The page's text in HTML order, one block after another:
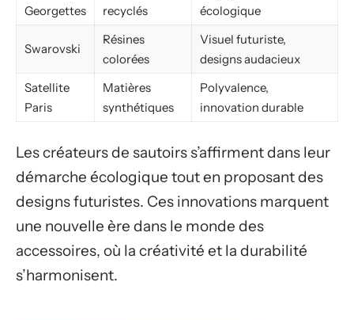
Georgettes
recyclés
écologique
Swarovski
Résines
colorées
Visuel futuriste,
designs audacieux
Satellite
Paris
Matières
synthétiques
Polyvalence,
innovation durable
Les créateurs de sautoirs s’affirment dans leur
démarche écologique tout en proposant des
designs futuristes. Ces innovations marquent
une nouvelle ère dans le monde des
accessoires, où la créativité et la durabilité
s’harmonisent.